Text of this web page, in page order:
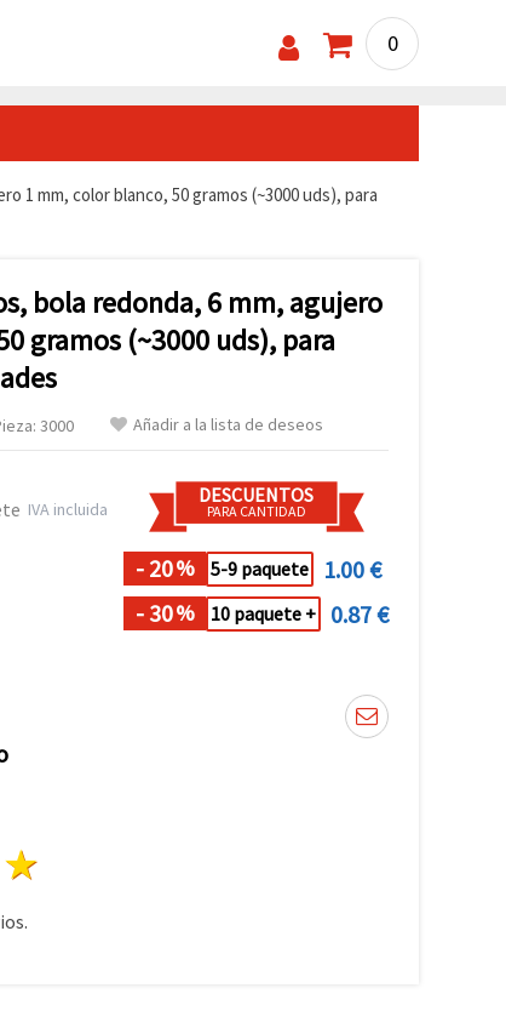
0
1 mm, color blanco, 50 gramos (~3000 uds), para
bola redonda, 6 mm, agujero
gramos (~3000 uds), para
3000 Añadir a la lista de deseos
IVA incluida
DESCUENTOS
PARA CANTIDAD
- 20% 5-9 paquete
1.00 €
- 30% 10 paquete + 0.87 €
4 estrellas